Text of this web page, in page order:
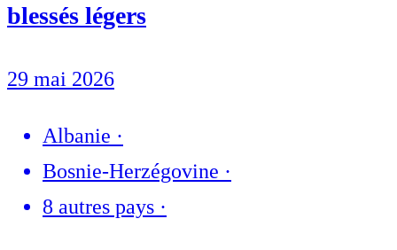
blessés légers
29 mai 2026
Albanie ·
Bosnie-Herzégovine ·
8 autres pays ·